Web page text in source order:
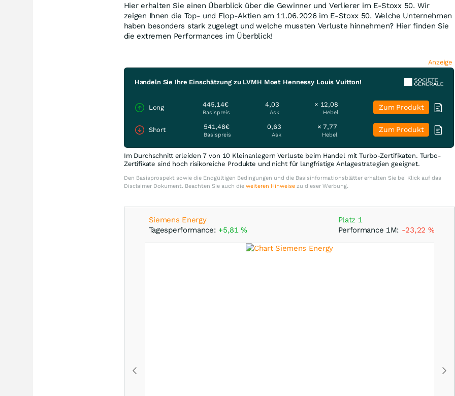
Hier erhalten Sie einen Überblick über die Gewinner und Verlierer im E-Stoxx 50. Wir
zeigen Ihnen die Top- und Flop-Aktien am 11.06.2026 im E-Stoxx 50. Welche Unternehmen
haben besonders stark zugelegt und welche mussten Verluste hinnehmen? Hier finden Sie
die extremen Performances im Überblick!
Anzeige
Handeln Sie Ihre Einschätzung zu LVMH Moet Hennessy Louis Vuitton!
Long 445,14€
Basispreis
4,03
Ask
× 12,08
Hebel
Zum Produkt
Short 541,48€
Basispreis
0,63
Ask
× 7,77
Hebel
Zum Produkt
Im Durchschnitt erleiden 7 von 10 Kleinanlegern Verluste beim Handel mit Turbo-Zertifikaten. Turbo-
Zertifikate sind hoch risikoreiche Produkte und nicht für langfristige Anlagestrategien geeignet.
Den Basisprospekt sowie die Endgültigen Bedingungen und die Basisinformationsblätter erhalten Sie bei Klick auf das
Disclaimer Dokument. Beachten Sie auch die weiteren Hinweisezu dieser Werbung.
Siemens Energy
Tagesperformance: +5,81%
Platz 1
Performance 1M: -23,22 %